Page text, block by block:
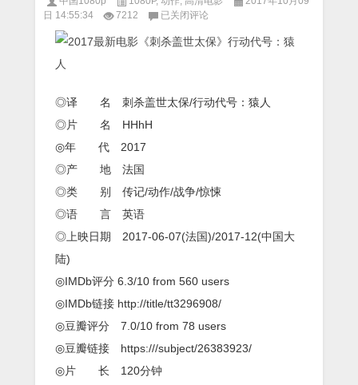
日 14:55:34
7212
2017
新
杀
动
代
人
已关闭评论
◎译 名 刺杀盖世太保/行动代号：猿人
◎片 名 HHhH
◎年 代 2017
◎产 地 法国
◎类 别 传记/动作/战争/惊悚
◎语 言 英语
◎上映日期 2017-06-07(法国)/2017-12(中国大
陆)
◎IMDb评分 6.3/10 from 560 users
◎IMDb链接 http://title/tt3296908/
◎豆瓣评分 7.0/10 from 78 users
◎豆瓣链接 https:///subject/26383923/
◎片 长 120分钟